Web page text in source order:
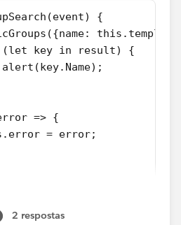
{
key in result) {
=> {
= error;
2 respostas